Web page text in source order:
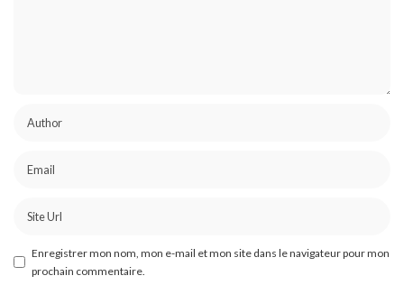
Enregistrer mon nom, mon e-mail et mon site dans le navigateur pour mon
prochain commentaire.